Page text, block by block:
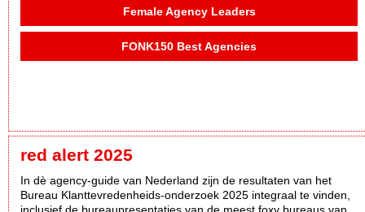
Female Agency Leaders
FONK150 Best Agencies
red alert 2025
In dè agency-guide van Nederland zijn de resultaten van het
Bureau Klanttevredenheids-onderzoek 2025 integraal te vinden,